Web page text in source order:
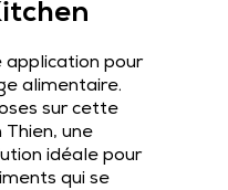
application pour
alimentaire.
sur cette
Thien, une
idéale pour
qui se